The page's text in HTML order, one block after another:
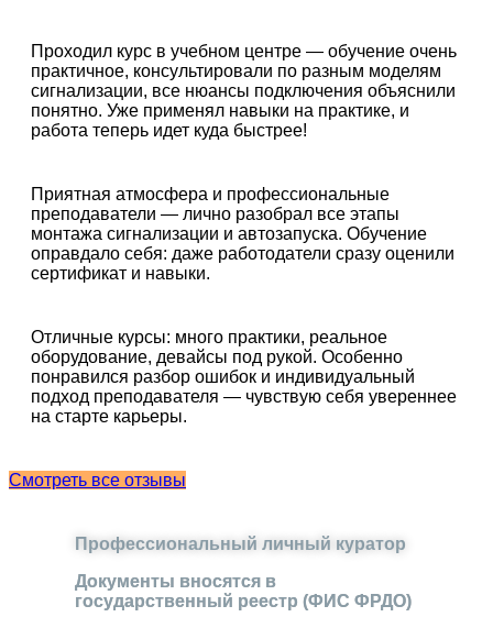
Проходил курс в учебном центре — обучение очень
практичное, консультировали по разным моделям
сигнализации, все нюансы подключения объяснили
понятно. Уже применял навыки на практике, и
работа теперь идет куда быстрее!
Приятная атмосфера и профессиональные
преподаватели — лично разобрал все этапы
монтажа сигнализации и автозапуска. Обучение
оправдало себя: даже работодатели сразу оценили
сертификат и навыки.
Отличные курсы: много практики, реальное
оборудование, девайсы под рукой. Особенно
понравился разбор ошибок и индивидуальный
подход преподавателя — чувствую себя увереннее
на старте карьеры.
Смотреть все отзывы
Профессиональный личный куратор
Документы вносятся в
государственный реестр (ФИС ФРДО)